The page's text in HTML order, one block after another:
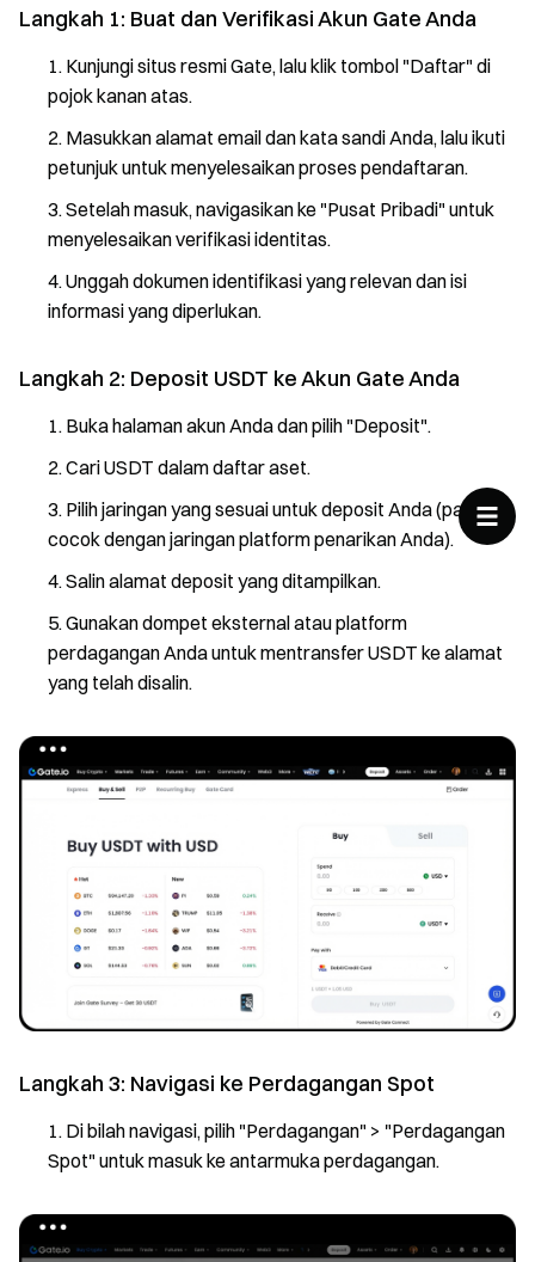
Langkah 1: Buat dan Verifikasi Akun Gate Anda
Kunjungi situs resmi Gate, lalu klik tombol "Daftar" di
pojok kanan atas.
Masukkan alamat email dan kata sandi Anda, lalu ikuti
petunjuk untuk menyelesaikan proses pendaftaran.
Setelah masuk, navigasikan ke "Pusat Pribadi" untuk
menyelesaikan verifikasi identitas.
Unggah dokumen identifikasi yang relevan dan isi
informasi yang diperlukan.
Langkah 2: Deposit USDT ke Akun Gate Anda
Buka halaman akun Anda dan pilih "Deposit".
Cari USDT dalam daftar aset.
Pilih jaringan yang sesuai untuk deposit Anda (pastikan
cocok dengan jaringan platform penarikan Anda).
Salin alamat deposit yang ditampilkan.
Gunakan dompet eksternal atau platform
perdagangan Anda untuk mentransfer USDT ke alamat
yang telah disalin.
Langkah 3: Navigasi ke Perdagangan Spot
Di bilah navigasi, pilih "Perdagangan" > "Perdagangan
Spot" untuk masuk ke antarmuka perdagangan.